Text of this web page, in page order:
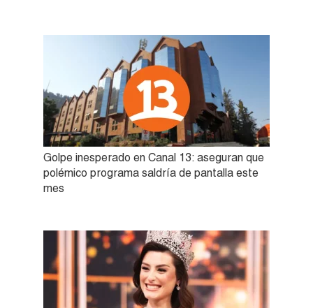
Golpe inesperado en Canal 13: aseguran que
polémico programa saldría de pantalla este
mes